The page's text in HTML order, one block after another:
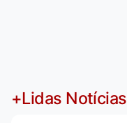
+Lidas Notícias